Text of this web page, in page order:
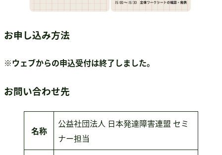
お申し込み方法
※ウェブからの申込受付は終了しました。
お問い合わせ先
名称
公益社団法人 日本発達障害連盟 セミ
ナー担当